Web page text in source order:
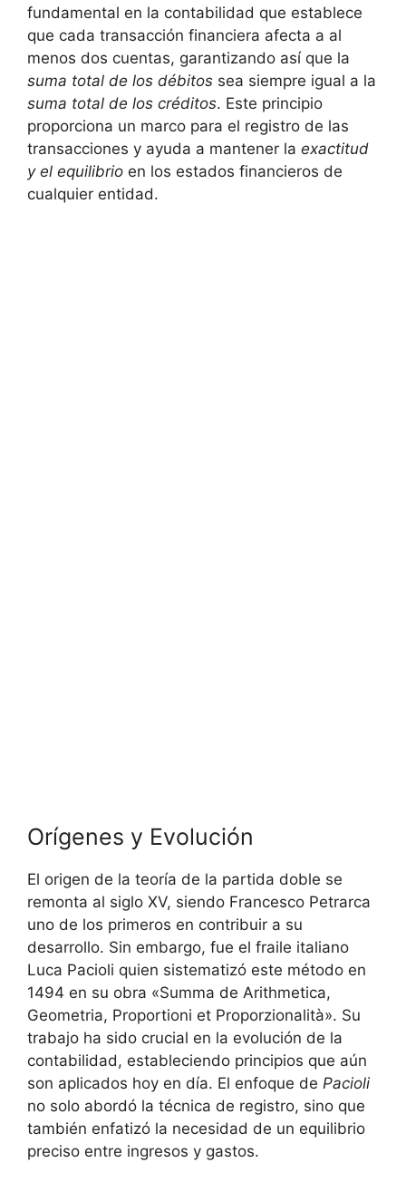
fundamental en la contabilidad que establece
que cada transacción financiera afecta a al
menos dos cuentas, garantizando así que la
suma total de los débitos sea siempre igual a la
suma total de los créditos. Este principio
proporciona un marco para el registro de las
transacciones y ayuda a mantener la exactitud
y el equilibrio en los estados financieros de
cualquier entidad.
Orígenes y Evolución
El origen de la teoría de la partida doble se
remonta al siglo XV, siendo Francesco Petrarca
uno de los primeros en contribuir a su
desarrollo. Sin embargo, fue el fraile italiano
Luca Pacioli quien sistematizó este método en
1494 en su obra «Summa de Arithmetica,
Geometria, Proportioni et Proporzionalità». Su
trabajo ha sido crucial en la evolución de la
contabilidad, estableciendo principios que aún
son aplicados hoy en día. El enfoque de Pacioli
no solo abordó la técnica de registro, sino que
también enfatizó la necesidad de un equilibrio
preciso entre ingresos y gastos.